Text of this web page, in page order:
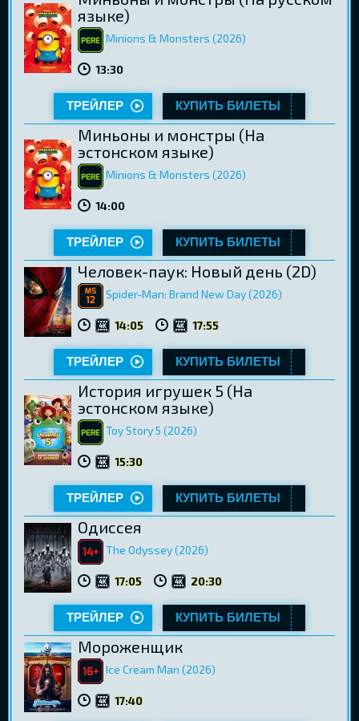
языке)
Minions & Monsters (2026)
13:30
ТРЕЙЛЕР КУПИТЬ БИЛЕТЫ
Миньоны и монстры (Hа
эстонском языке)
Minions & Monsters (2026)
14:00
ТРЕЙЛЕР КУПИТЬ БИЛЕТЫ
Человек-паук: Новый день (2D)
Spider-Man: Brand New Day (2026)
14:05 17:55
ТРЕЙЛЕР КУПИТЬ БИЛЕТЫ
История игрушек 5 (Hа
эстонском языке)
Toy Story 5 (2026)
15:30
ТРЕЙЛЕР КУПИТЬ БИЛЕТЫ
Одиссея
The Odyssey (2026)
17:05 20:30
ТРЕЙЛЕР КУПИТЬ БИЛЕТЫ
Мороженщик
Ice Cream Man (2026)
17:40